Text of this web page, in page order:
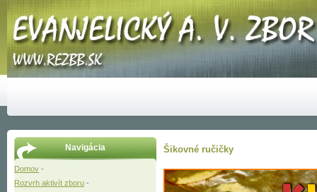
Navigácia
Domov -
Rozvrh aktivít zboru -
Šikovné ručičky